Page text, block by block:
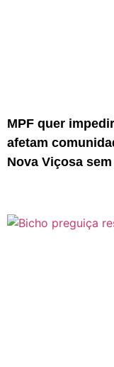
MPF quer
afetam
Nova Viçosa